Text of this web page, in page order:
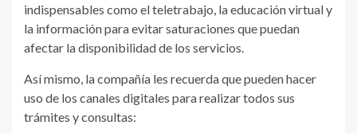
indispensables como el teletrabajo, la educación virtual y
la información para evitar saturaciones que puedan
afectar la disponibilidad de los servicios.
Así mismo, la compañía les recuerda que pueden hacer
uso de los canales digitales para realizar todos sus
trámites y consultas: